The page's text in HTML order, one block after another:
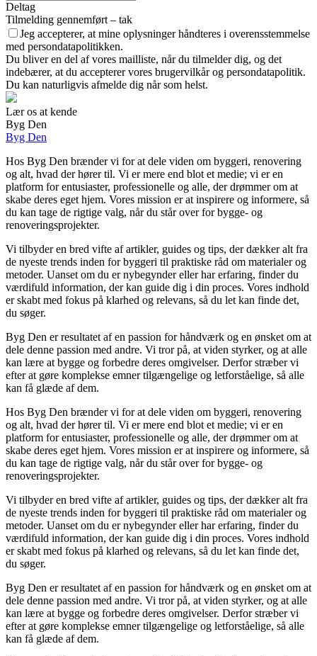
Deltag
Tilmelding gennemført – tak
Jeg accepterer, at mine oplysninger håndteres i overensstemmelse
med persondatapolitikken.
Du bliver en del af vores mailliste, når du tilmelder dig, og det
indebærer, at du accepterer vores brugervilkår og persondatapolitik.
Du kan naturligvis afmelde dig når som helst.
Lær os at kende
Byg Den
Byg Den
Hos Byg Den brænder vi for at dele viden om byggeri, renovering
og alt, hvad der hører til. Vi er mere end blot et medie; vi er en
platform for entusiaster, professionelle og alle, der drømmer om at
skabe deres eget hjem. Vores mission er at inspirere og informere, så
du kan tage de rigtige valg, når du står over for bygge- og
renoveringsprojekter.
Vi tilbyder en bred vifte af artikler, guides og tips, der dækker alt fra
de nyeste trends inden for byggeri til praktiske råd om materialer og
metoder. Uanset om du er nybegynder eller har erfaring, finder du
værdifuld information, der kan guide dig i din proces. Vores indhold
er skabt med fokus på klarhed og relevans, så du let kan finde det,
du søger.
Byg Den er resultatet af en passion for håndværk og en ønsket om at
dele denne passion med andre. Vi tror på, at viden styrker, og at alle
kan lære at bygge og forbedre deres omgivelser. Derfor stræber vi
efter at gøre komplekse emner tilgængelige og letforståelige, så alle
kan få glæde af dem.
Hos Byg Den brænder vi for at dele viden om byggeri, renovering
og alt, hvad der hører til. Vi er mere end blot et medie; vi er en
platform for entusiaster, professionelle og alle, der drømmer om at
skabe deres eget hjem. Vores mission er at inspirere og informere, så
du kan tage de rigtige valg, når du står over for bygge- og
renoveringsprojekter.
Vi tilbyder en bred vifte af artikler, guides og tips, der dækker alt fra
de nyeste trends inden for byggeri til praktiske råd om materialer og
metoder. Uanset om du er nybegynder eller har erfaring, finder du
værdifuld information, der kan guide dig i din proces. Vores indhold
er skabt med fokus på klarhed og relevans, så du let kan finde det,
du søger.
Byg Den er resultatet af en passion for håndværk og en ønsket om at
dele denne passion med andre. Vi tror på, at viden styrker, og at alle
kan lære at bygge og forbedre deres omgivelser. Derfor stræber vi
efter at gøre komplekse emner tilgængelige og letforståelige, så alle
kan få glæde af dem.